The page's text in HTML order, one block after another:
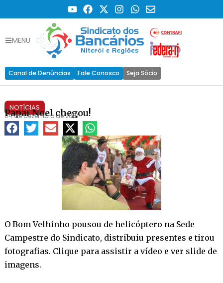
MENU
Canal de Denúncias Fale Conosco Seja Sócio
NOTÍCIAS
Papai Noel chegou!
04 de dezembro de 2010
O Bom Velhinho pousou de helicóptero na Sede
Campestre do Sindicato, distribuiu presentes e tirou
fotografias. Clique para assistir a vídeo e ver slide de
imagens.